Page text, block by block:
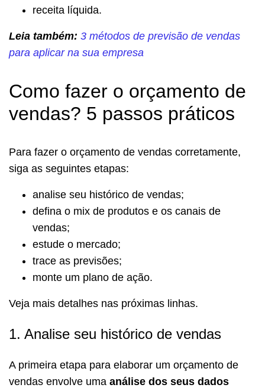
receita líquida.
Leia também: 3 métodos de previsão de vendas
para aplicar na sua empresa
Como fazer o orçamento de
vendas? 5 passos práticos
Para fazer o orçamento de vendas corretamente,
siga as seguintes etapas:
analise seu histórico de vendas;
defina o mix de produtos e os canais de
vendas;
estude o mercado;
trace as previsões;
monte um plano de ação.
Veja mais detalhes nas próximas linhas.
1. Analise seu histórico de vendas
A primeira etapa para elaborar um orçamento de
vendas envolve uma análise dos seus dados